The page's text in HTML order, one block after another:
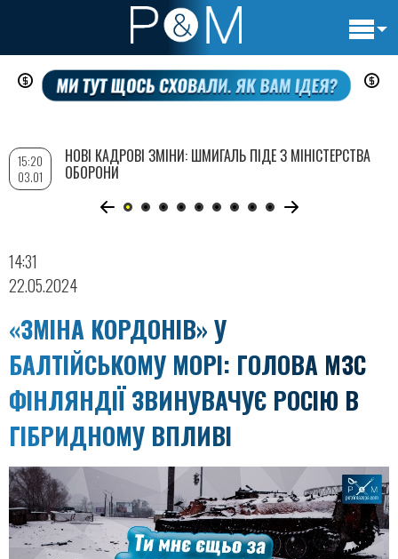
Перейти
до
вмісту
14:31
22.05.2024
«ЗМІНА КОРДОНІВ» У
БАЛТІЙСЬКОМУ МОРІ: ГОЛОВА МЗС
ФІНЛЯНДІЇ ЗВИНУВАЧУЄ РОСІЮ В
ГІБРИДНОМУ ВПЛИВІ
15:20
03.01
НОВІ КАДРОВІ ЗМІНИ: ШМИГАЛЬ ПІДЕ З МІНІСТЕРСТВА
ОБОРОНИ